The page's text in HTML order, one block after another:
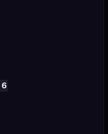
6